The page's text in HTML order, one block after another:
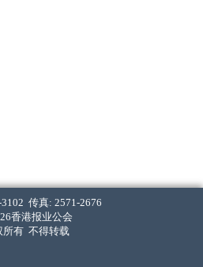
传真: 2571-2676
香港报业公会
所有 不得转载